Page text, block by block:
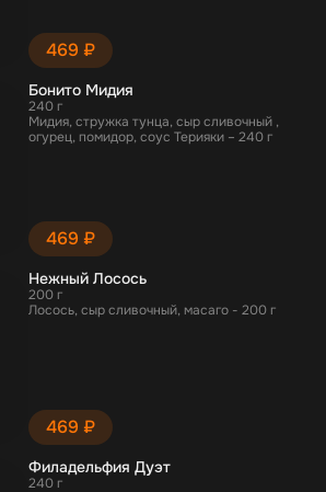
469 ₽
Бонито Мидия
240 г
Мидия, стружка тунца, сыр сливочный ,
огурец, помидор, соус Терияки – 240 г
469 ₽
Нежный Лосось
200 г
Лосось, сыр сливочный, масаго - 200 г
469 ₽
Филадельфия Дуэт
240 г